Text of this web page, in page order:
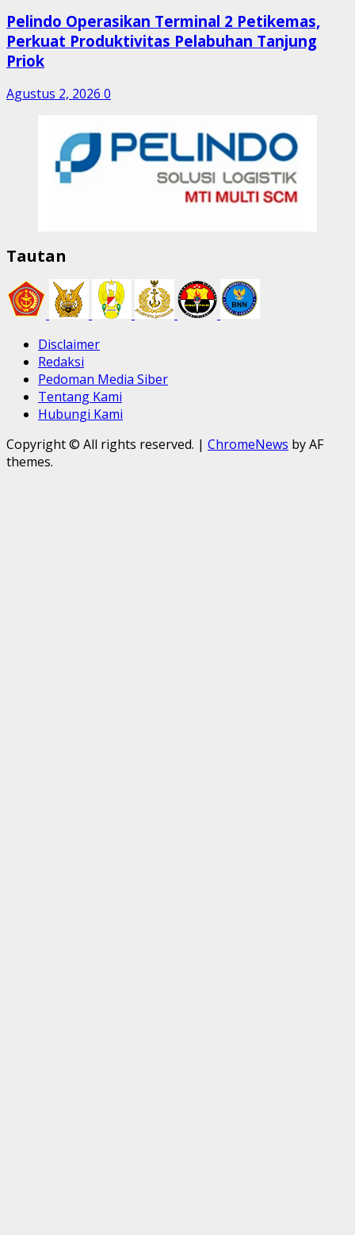
Pelindo Operasikan Terminal 2 Petikemas,
Perkuat Produktivitas Pelabuhan Tanjung
Priok
Agustus 2, 2026 0
Tautan
Disclaimer
Redaksi
Pedoman Media Siber
Tentang Kami
Hubungi Kami
Copyright © All rights reserved. | ChromeNews by AF
themes.